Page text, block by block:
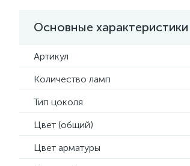
Основные характеристики
Артикул
Количество ламп
Тип цоколя
Цвет (общий)
Цвет арматуры